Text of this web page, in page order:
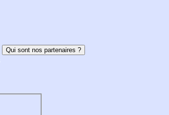
Qui sont nos partenaires ?